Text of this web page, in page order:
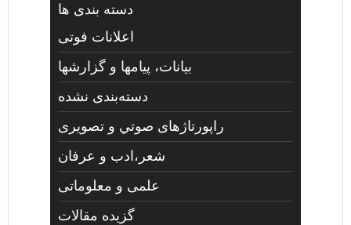
دسته بندی ها
اعلانات فوتی
بیانات، پیامها و گزارشها
دسته‌بندی نشده
راپورتاژهای صوتي و تصويری
شعر،ادب و عرفان
علمی و معلوماتی
گزیده مقالات